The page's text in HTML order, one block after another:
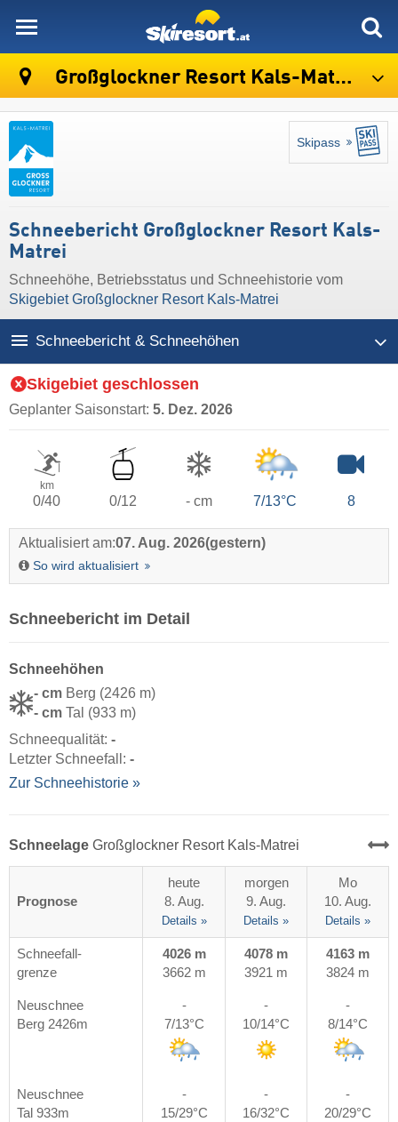
Großglockner Resort Kals-Matrei
Skipass
Schneebericht Großglockner Resort Kals-
Matrei
Schneehöhe, Betriebsstatus und Schneehistorie vom
Skigebiet Großglockner Resort Kals-Matrei
Schneebericht & Schneehöhen
Skigebiet geschlossen
Geplanter Saisonstart: 5. Dez. 2026
km
0/40 0/12 - cm 7/13°C 8
Aktualisiert am:07. Aug. 2026(gestern)
So wird aktualisiert
Schneebericht im Detail
Schneehöhen
- cm Berg (2426 m)
- cm Tal (933 m)
Schneequalität: -
Letzter Schneefall: -
Zur Schneehistorie »
Schneelage Großglockner Resort Kals-Matrei
Prognose
heute
8. Aug.
Details »
morgen
9. Aug.
Details »
Mo
10. Aug.
Details »
Schneefall-
grenze
4026 m
3662 m
4078 m
3921 m
4163 m
3824 m
Neuschnee
Berg 2426m
-
7/13°C
-
10/14°C
-
8/14°C
Neuschnee
Tal 933m
-
15/29°C
-
16/32°C
-
20/29°C